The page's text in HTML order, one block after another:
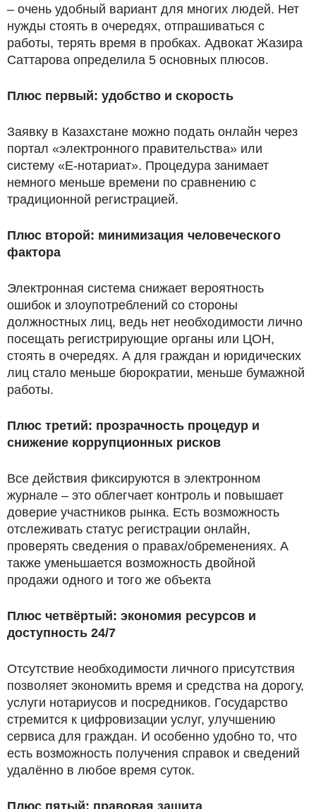
– очень удобный вариант для многих людей. Нет
нужды стоять в очередях, отпрашиваться с
работы, терять время в пробках. Адвокат Жазира
Саттарова определила 5 основных плюсов.
Плюс первый: удобство и скорость
Заявку в Казахстане можно подать онлайн через
портал «электронного правительства» или
систему «Е-нотариат». Процедура занимает
немного меньше времени по сравнению с
традиционной регистрацией.
Плюс второй: минимизация человеческого
фактора
Электронная система снижает вероятность
ошибок и злоупотреблений со стороны
должностных лиц, ведь нет необходимости лично
посещать регистрирующие органы или ЦОН,
стоять в очередях. А для граждан и юридических
лиц стало меньше бюрократии, меньше бумажной
работы.
Плюс третий: прозрачность процедур и
снижение коррупционных рисков
Все действия фиксируются в электронном
журнале – это облегчает контроль и повышает
доверие участников рынка. Есть возможность
отслеживать статус регистрации онлайн,
проверять сведения о правах/обременениях. А
также уменьшается возможность двойной
продажи одного и того же объекта
Плюс четвёртый: экономия ресурсов и
доступность 24/7
Отсутствие необходимости личного присутствия
позволяет экономить время и средства на дорогу,
услуги нотариусов и посредников. Государство
стремится к цифровизации услуг, улучшению
сервиса для граждан. И особенно удобно то, что
есть возможность получения справок и сведений
удалённо в любое время суток.
Плюс пятый: правовая защита